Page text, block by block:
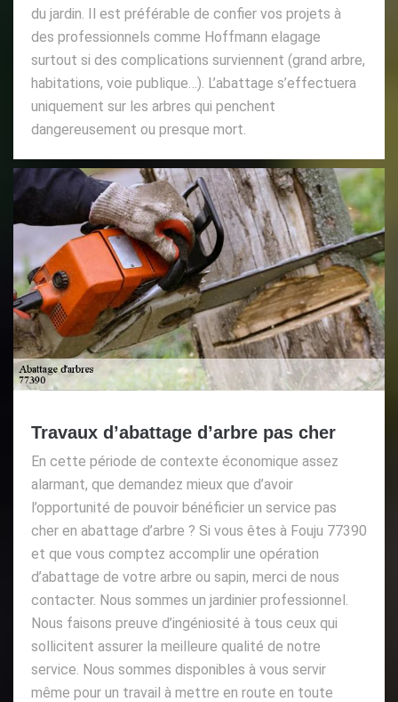
du jardin. Il est préférable de confier vos projets à
des professionnels comme Hoffmann elagage
surtout si des complications surviennent (grand arbre,
habitations, voie publique…). L’abattage s’effectuera
uniquement sur les arbres qui penchent
dangereusement ou presque mort.
Travaux d’abattage d’arbre pas cher
En cette période de contexte économique assez
alarmant, que demandez mieux que d’avoir
l’opportunité de pouvoir bénéficier un service pas
cher en abattage d’arbre ? Si vous êtes à Fouju 77390
et que vous comptez accomplir une opération
d’abattage de votre arbre ou sapin, merci de nous
contacter. Nous sommes un jardinier professionnel.
Nous faisons preuve d’ingéniosité à tous ceux qui
sollicitent assurer la meilleure qualité de notre
service. Nous sommes disponibles à vous servir
même pour un travail à mettre en route en toute